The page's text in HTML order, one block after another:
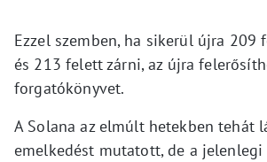
Ezzel szemben, ha sikerül újra 209
és 213 felett zárni, az újra
forgatókönyvet.
A Solana az elmúlt hetekben tehát
emelkedést mutatott, de a jelenlegi